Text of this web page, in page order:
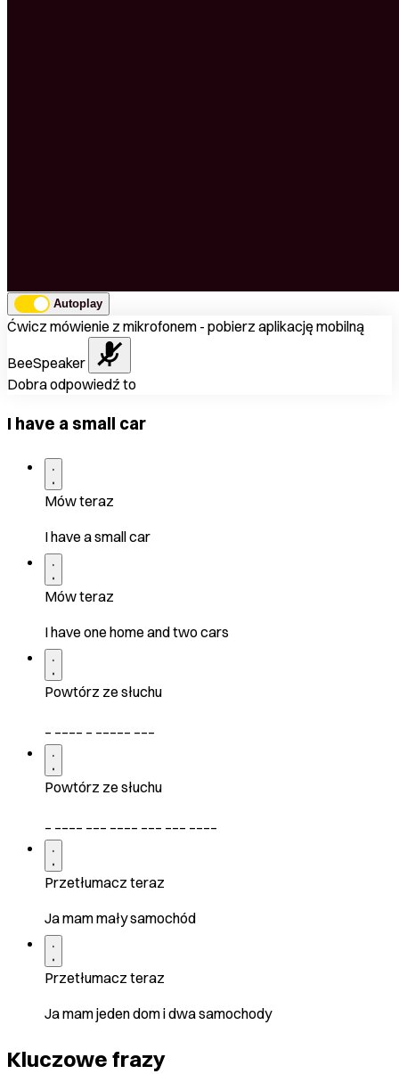
Autoplay
Ćwicz mówienie z mikrofonem - pobierz aplikację mobilną
BeeSpeaker
Dobra odpowiedź to
I have a small car
Mów teraz
I have a small car
Mów teraz
I have one home and two cars
Powtórz ze słuchu
Powtórz ze słuchu
Przetłumacz teraz
Ja mam mały samochód
Przetłumacz teraz
Ja mam jeden dom i dwa samochody
Kluczowe frazy